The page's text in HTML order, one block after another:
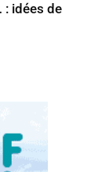
: idées de